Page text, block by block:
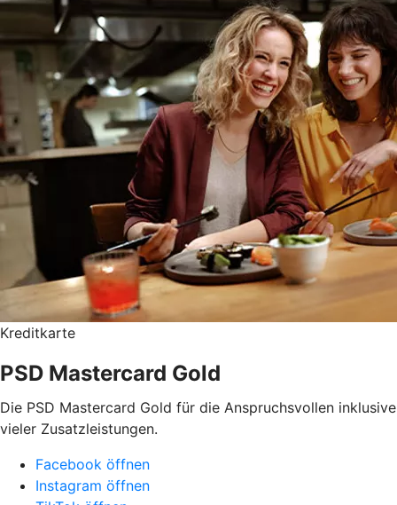
Kreditkarte
PSD Mastercard Gold
Die PSD Mastercard Gold für die Anspruchsvollen inklusive
vieler Zusatzleistungen.
Facebook öffnen
Instagram öffnen